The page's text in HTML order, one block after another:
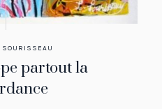
SOURISSEAU
partout la